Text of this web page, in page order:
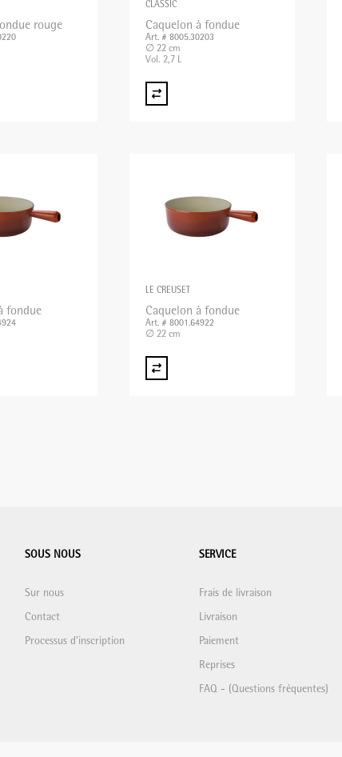
rouge
CLASSIC
Caquelon à fondue
Art. # 8005.30203
∅ 22 cm
Vol. 2,7 L
fondue
LE CREUSET
Caquelon à fondue
Art. # 8001.64922
∅ 22 cm
SOUS NOUS
Sur nous
Contact
Processus d'inscription
SERVICE
Frais de livraison
Livraison
Paiement
Reprises
FAQ - (Questions fréquentes)